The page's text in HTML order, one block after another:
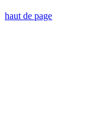
haut de page